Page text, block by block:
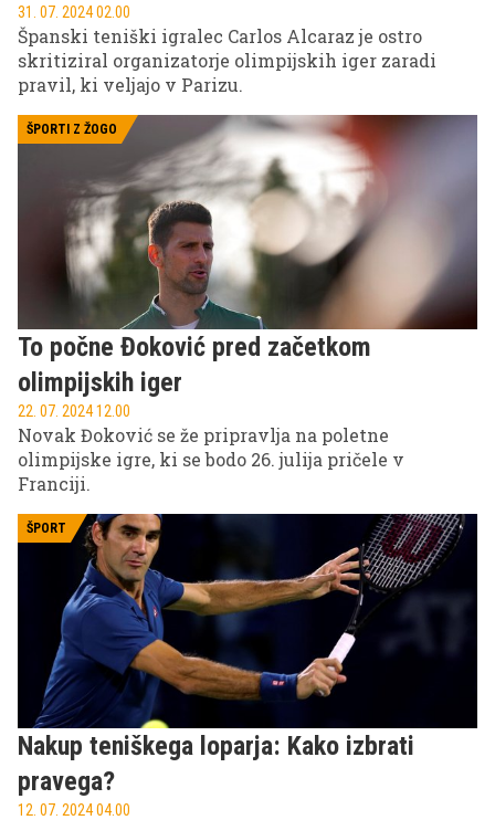
31. 07. 2024 02.00
Španski teniški igralec Carlos Alcaraz je ostro
skritiziral organizatorje olimpijskih iger zaradi
pravil, ki veljajo v Parizu.
ŠPORTI Z ŽOGO
To počne Đoković pred začetkom
olimpijskih iger
22. 07. 2024 12.00
Novak Đoković se že pripravlja na poletne
olimpijske igre, ki se bodo 26. julija pričele v
Franciji.
ŠPORT
Nakup teniškega loparja: Kako izbrati
pravega?
12. 07. 2024 04.00